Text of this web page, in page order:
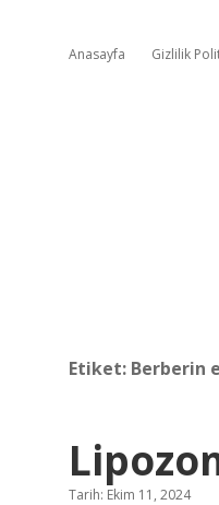
Anasayfa Gizlilik
Etiket: Berberin
Tarih: Ekim 11, 2024